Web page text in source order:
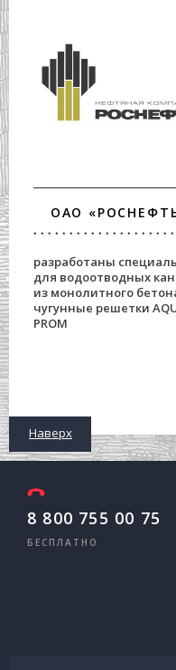
ОАО
разработаны
для водоотводных
из монолитного
чугунные решетки
PROM
Наверх
8 800 755 00 75
БЕСПЛАТНО